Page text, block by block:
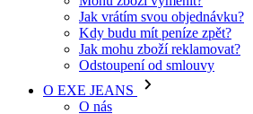
Kontakt
Prodejny
Ochrana osobních údajů
Všeobecné obchodní podmínky
Kariéra